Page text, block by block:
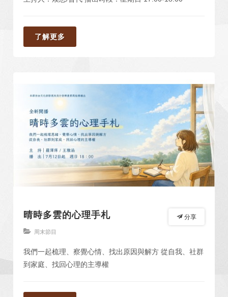
了解更多
分享
晴時多雲的心理手札
周末節目
我們一起梳理、察覺心情、找出原因與解方 從自我、社群
到家庭、找回心理的主導權